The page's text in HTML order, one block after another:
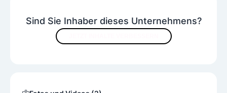
Sind Sie Inhaber dieses Unternehmens?